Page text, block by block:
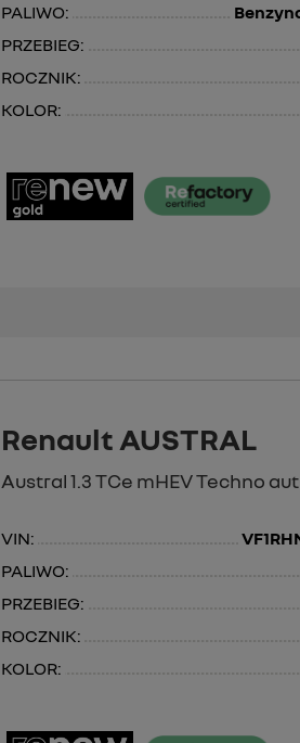
PALIWO:
PRZEBIEG:
ROCZNIK:
KOLOR:
Renault AUSTRAL
Austral 1.3 TCe mHEV Techno aut
VIN:
PALIWO:
PRZEBIEG:
ROCZNIK:
KOLOR: